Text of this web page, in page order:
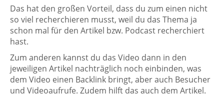
Das hat den großen Vorteil, dass du zum einen nicht
so viel recherchieren musst, weil du das Thema ja
schon mal für den Artikel bzw. Podcast recherchiert
hast.
Zum anderen kannst du das Video dann in den
jeweiligen Artikel nachträglich noch einbinden, was
dem Video einen Backlink bringt, aber auch Besucher
und Videoaufrufe. Zudem hilft das auch dem Artikel.